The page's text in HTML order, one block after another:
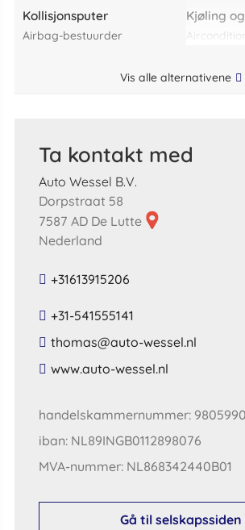
Kollisjonsputer
airbag-bestuurder
Kjøling
Vis alle alternativene
Ta kontakt med
Auto Wessel B.V.
Dorpstraat 58
7587 AD De Lutte
Nederland
+31613915206
+31-541555141
​thomas​@​auto​-​wessel​.​nl​
​www​.​auto​-​wessel​.​nl​
handelskammernummer:
iban: NL89INGB0112898076
MVA-nummer: NL868342440B01
Gå til selskapssiden